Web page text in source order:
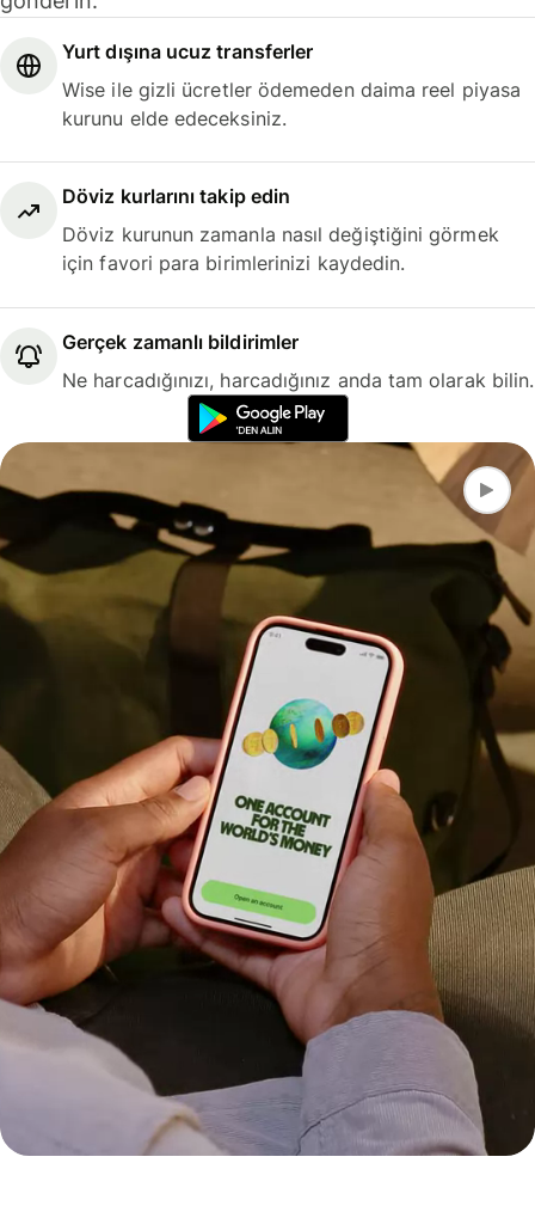
Yurt dışına ucuz transferler
Wise ile gizli ücretler ödemeden daima reel piyasa
kurunu elde edeceksiniz.
Döviz kurlarını takip edin
Döviz kurunun zamanla nasıl değiştiğini görmek
için favori para birimlerinizi kaydedin.
Gerçek zamanlı bildirimler
Ne harcadığınızı, harcadığınız anda tam olarak bilin.